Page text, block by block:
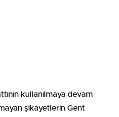
kullanılmaya devam
şikayetlerin Gent